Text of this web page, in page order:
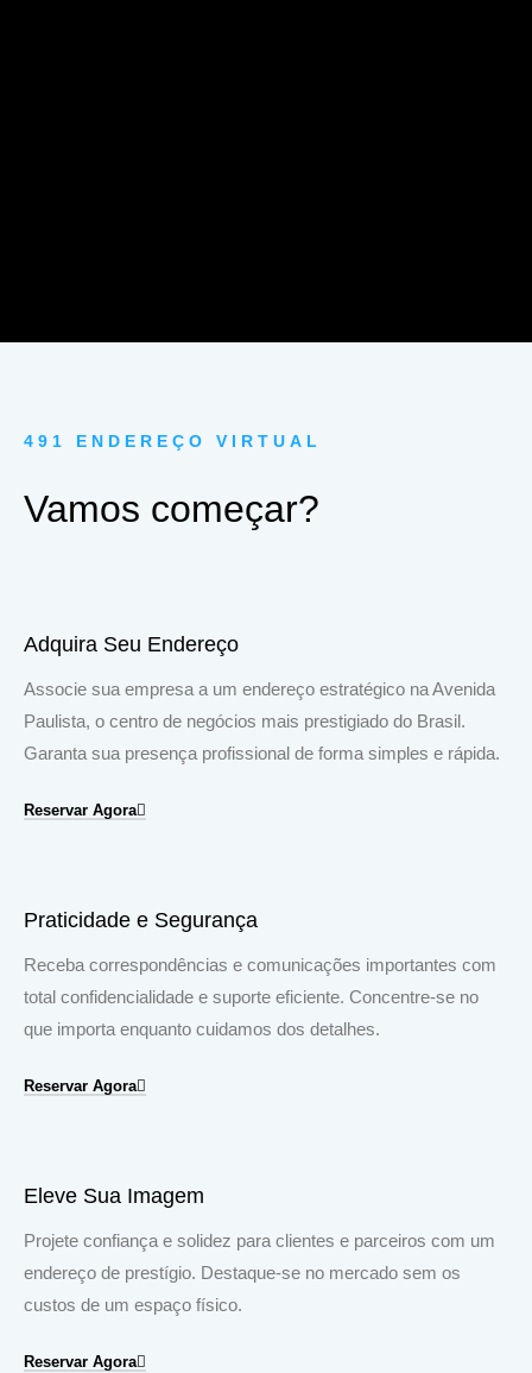
491 ENDEREÇO VIRTUAL
Vamos começar?
Adquira Seu Endereço
Associe sua empresa a um endereço estratégico na Avenida
Paulista, o centro de negócios mais prestigiado do Brasil.
Garanta sua presença profissional de forma simples e rápida.
Reservar Agora
Praticidade e Segurança
Receba correspondências e comunicações importantes com
total confidencialidade e suporte eficiente. Concentre-se no
que importa enquanto cuidamos dos detalhes.
Reservar Agora
Eleve Sua Imagem
Projete confiança e solidez para clientes e parceiros com um
endereço de prestígio. Destaque-se no mercado sem os
custos de um espaço físico.
Reservar Agora